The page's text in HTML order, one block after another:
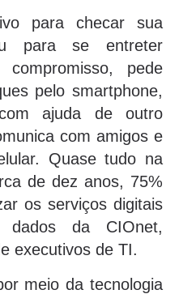
para checar sua
para se entreter
pede
pelo smartphone,
ajuda de outro
com amigos e
Quase tudo na
de dez anos, 75%
os serviços digitais
dados da CIOnet,
executivos de TI.
meio da tecnologia